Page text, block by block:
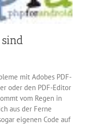
mit Adobes PDF-
oder den PDF-Editor
vom Regen in
aus der Ferne
eigenen Code auf